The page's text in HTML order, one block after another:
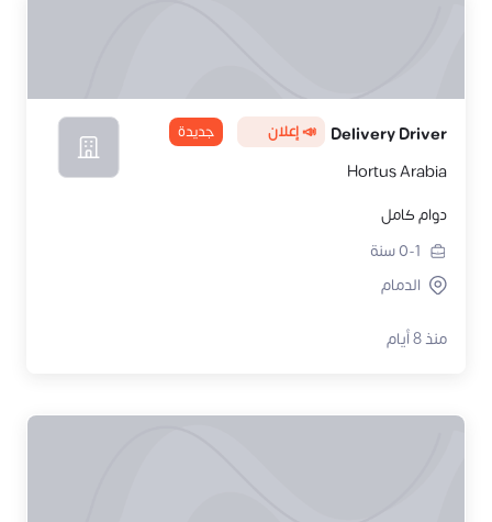
Delivery Driver 📣 إعلان جديدة
Hortus Arabia
دوام كامل
0-1سنة
الدمام
منذ 8 أيام